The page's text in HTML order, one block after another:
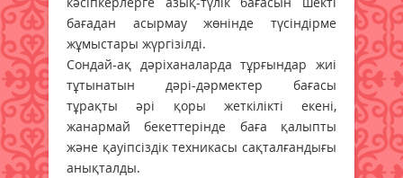
бағадан асырмау жөнінде түсіндірме
жұмыстары жүргізілді.
Сондай-ақ дәріханаларда тұрғындар жиі
тұтынатын дәрі-дәрмектер бағасы
тұрақты әрі қоры жеткілікті екені,
жанармай бекеттерінде баға қалыпты
және қауіпсіздік техникасы сақталғандығы
анықталды.